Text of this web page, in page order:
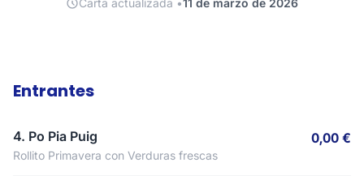
Carta actualizada •11 de marzo de 2026
Entrantes
4. Po Pia Puig
Rollito Primavera con Verduras frescas
0,00 €